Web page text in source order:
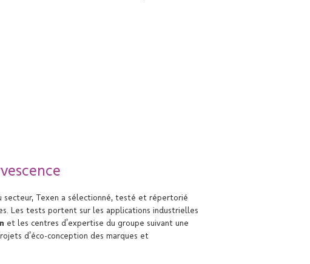
secteur, Texen a sélectionné, testé et répertorié
Les tests portent sur les applications industrielles
et les centres d’expertise du groupe suivant une
d’éco-conception des marques et